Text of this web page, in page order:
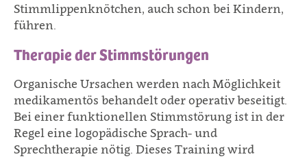
Stimmlippenknötchen, auch schon bei Kindern,
führen.
Therapie der Stimmstörungen
Organische Ursachen werden nach Möglichkeit
medikamentös behandelt oder operativ beseitigt.
Bei einer funktionellen Stimmstörung ist in der
Regel eine logopädische Sprach- und
Sprechtherapie nötig. Dieses Training wird